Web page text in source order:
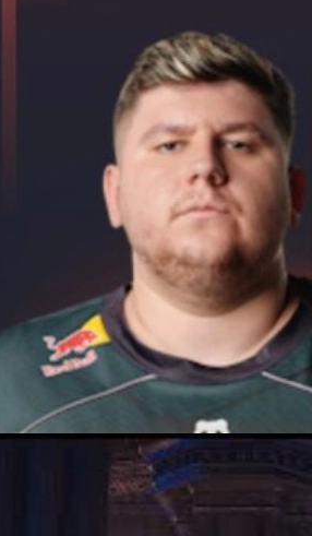
för IEM Cologne Major 2026. Läs om
första LANXESS-arenan och hur cs
Michael Johnson
2026
IEM Cologne 2026 – analys,